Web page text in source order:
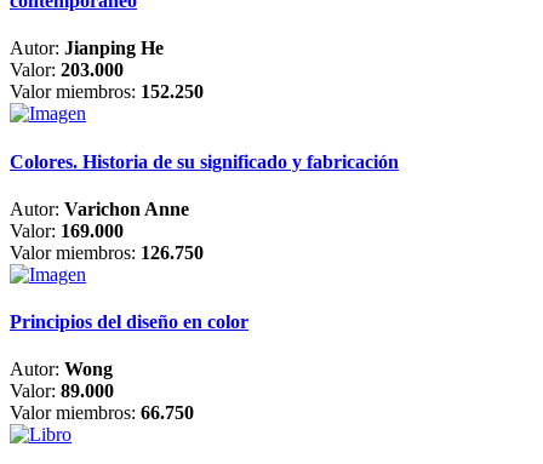
Autor: Jianping He
Valor: 203.000
Valor miembros: 152.250
Colores. Historia de su significado y fabricación
Autor: Varichon Anne
Valor: 169.000
Valor miembros: 126.750
Principios del diseño en color
Autor: Wong
Valor: 89.000
Valor miembros: 66.750